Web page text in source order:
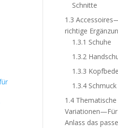
Schnitte
1.3
richtige
1.3.1 Schuhe
1.3.2
1.3.3
1.3.4 Schmuck
1.4 Thematische
Anlass das